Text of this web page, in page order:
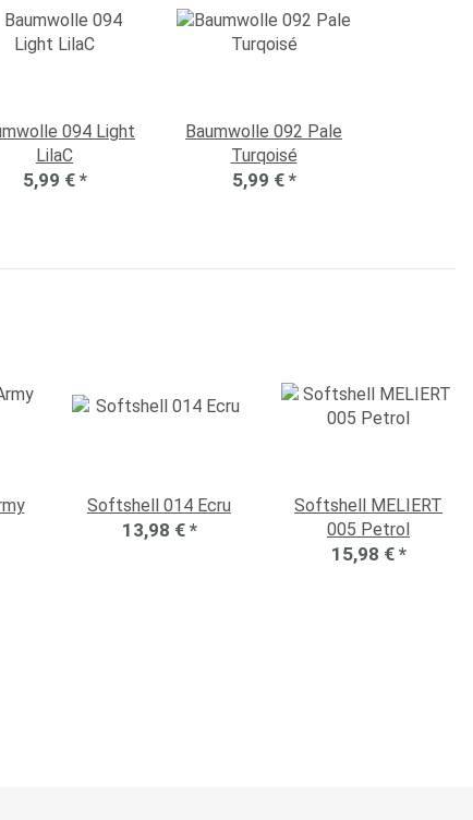
094 Light
LilaC
5,99 € *
Baumwolle 092 Pale
Turqoisé
5,99 € *
Softshell 014 Ecru
13,98 € *
Softshell MELIERT
005 Petrol
15,98 € *